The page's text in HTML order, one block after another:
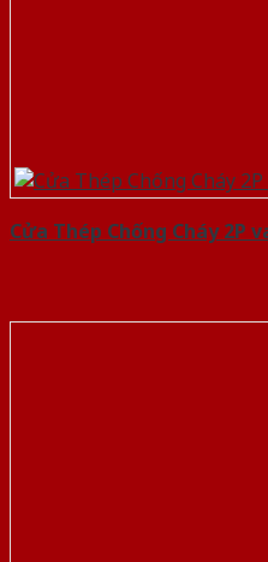
Cửa Thép Chống Cháy 2P